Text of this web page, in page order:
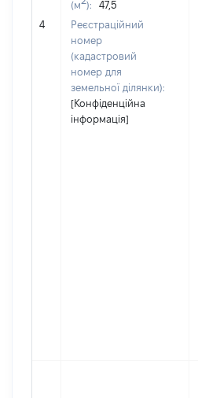
4
(м ):
47,5
Реєстраційний
номер
(кадастровий
номер для
земельної ділянки):
[Конфіденційна
інформація]